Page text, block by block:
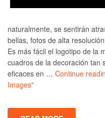
naturalmente, se sentirán
bellas, fotos de alta
Es más fácil el logotipo de la
cuadros de la decoración tan
eficaces en … Continue
Images"